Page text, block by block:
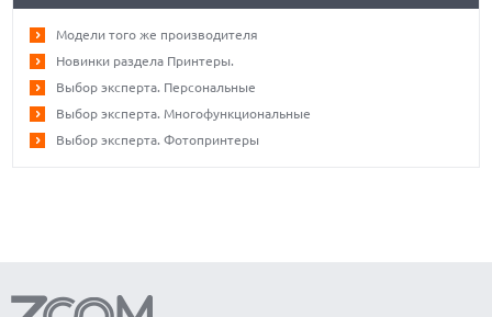
Модели того же производителя
Новинки раздела Принтеры.
Выбор эксперта. Персональные
Выбор эксперта. Многофункциональные
Выбор эксперта. Фотопринтеры